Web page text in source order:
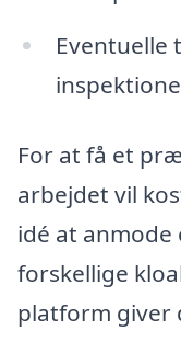
Eventuelle
For at få et
arbejdet vil
idé at
forskellige
platform giver